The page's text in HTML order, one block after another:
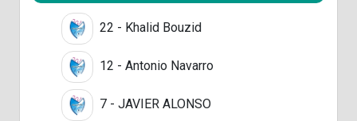
22 - Khalid Bouzid
12 - Antonio Navarro
7 - JAVIER ALONSO